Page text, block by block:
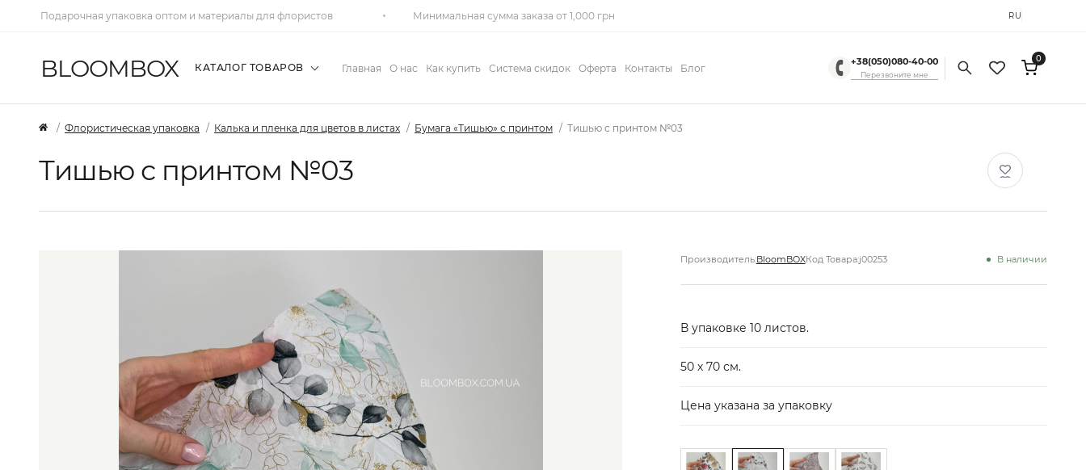
Подарочная упаковка оптом и материалы для флористов Минимальная сумма заказа от 1,000 грн RU
BLOOMBOX КАТАЛОГ ТОВАРОВ Главная О нас Как купить Система скидок Оферта Контакты Блог
+38(050)080-40-00
Перезвоните мне
0
Флористическая упаковка Калька и пленка для цветов в листах Бумага «Тишью» с принтом Тишью с принтом №03
Тишью с принтом №03
Производитель:BloomBOXКод Товара:j00253 В наличии
В упаковке 10 листов.
50 х 70 см.
Цена указана за упаковку